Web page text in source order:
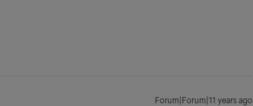
Forum|Forum|11 years ago